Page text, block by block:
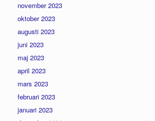
november 2023
oktober 2023
augusti 2023
juni 2023
maj 2023
april 2023
mars 2023
februari 2023
januari 2023